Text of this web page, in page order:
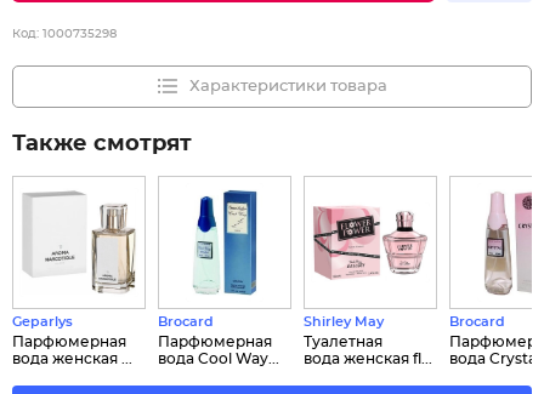
Код: 1000735298
Характеристики товара
Также смотрят
Geparlys
Парфюмерная
вода женская ...
Brocard
Парфюмерная
вода Cool Way...
Shirley May
Туалетная
вода женская fl...
Brocard
вода